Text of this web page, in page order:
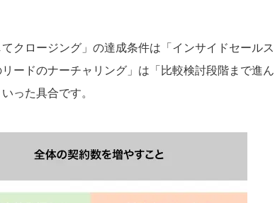
クロージング」の達成条件は「インサイドセールス
ードのナーチャリング」は「比較検討段階まで進ん
った具合です。